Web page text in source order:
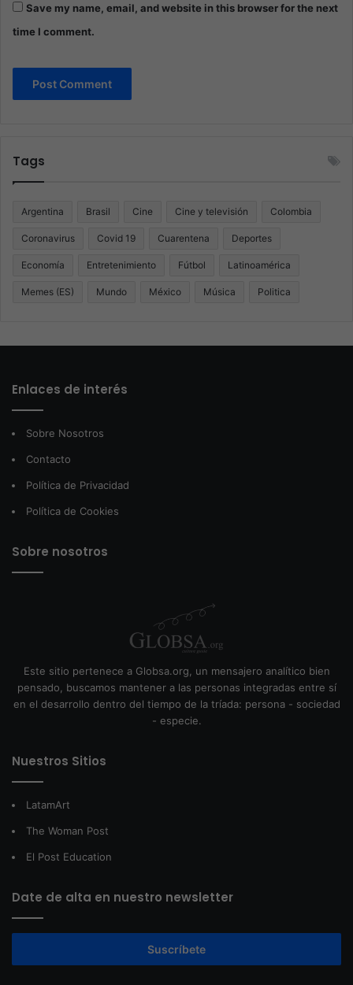
Save my name, email, and website in this browser for the next
time I comment.
Tags
Argentina Brasil Cine Cine y televisión Colombia
Coronavirus Covid 19 Cuarentena Deportes
Economía Entretenimiento Fútbol Latinoamérica
Memes (ES) Mundo México Música Politica
Enlaces de interés
Sobre Nosotros
Contacto
Política de Privacidad
Política de Cookies
Sobre nosotros
Este sitio pertenece a Globsa.org, un mensajero analítico bien
pensado, buscamos mantener a las personas integradas entre sí
en el desarrollo dentro del tiempo de la tríada: persona - sociedad
- especie.
Nuestros Sitios
LatamArt
The Woman Post
El Post Education
Date de alta en nuestro newsletter
Suscríbete